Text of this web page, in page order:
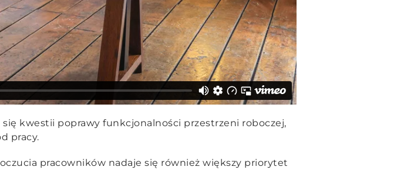
kwestii poprawy funkcjonalności przestrzeni roboczej,
pracy.
pracowników nadaje się również większy priorytet